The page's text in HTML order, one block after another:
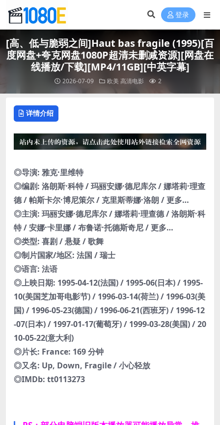
登录
[高、低与脆弱之间]Haut bas fragile (1995)[百
度网盘+夸克网盘1080P超清未删减资源][网盘在
线播放/下载][MP4/11GB][中英字幕]
2026-07-09 欧美高清电影 2
详情介绍
◎导演: 雅克·里维特
◎编剧: 洛朗斯·科特 / 玛丽安娜·德尼库尔 / 娜塔莉·理查
德 / 帕斯卡尔·博尼策尔 / 克里斯蒂娜·洛朗 / 更多…
◎主演: 玛丽安娜·德尼库尔 / 娜塔莉·理查德 / 洛朗斯·科
特 / 安娜·卡里娜 / 布鲁诺·托德斯奇尼 / 更多…
◎类型: 喜剧 / 悬疑 / 歌舞
◎制片国家/地区: 法国 / 瑞士
◎语言: 法语
◎上映日期: 1995-04-12(法国) / 1995-06(日本) / 1995-
10(美国芝加哥电影节) / 1996-03-14(荷兰) / 1996-03(美
国) / 1996-05-23(德国) / 1996-06-21(西班牙) / 1996-12
-07(日本) / 1997-01-17(葡萄牙) / 1999-03-28(美国) / 20
10-05-22(意大利)
◎片长: France: 169 分钟
◎又名: Up, Down, Fragile / 小心轻放
◎IMDb: tt0113273